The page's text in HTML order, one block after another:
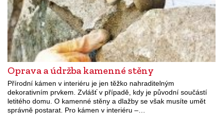
Oprava a údržba kamenné stěny
Přírodní kámen v interiéru je jen těžko nahraditelným
dekorativním prvkem. Zvlášť v případě, kdy je původní součástí
letitého domu. O kamenné stěny a dlažby se však musíte umět
správně postarat. Pro kámen v interiéru –…